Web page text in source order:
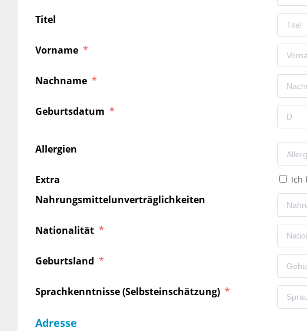
Titel
Vorname
Nachname
Geburtsdatum
Allergien
Extra Ich
Nahrungsmittelunverträglichkeiten
Nationalität
Geburtsland
Sprachkenntnisse (Selbsteinschätzung)
Adresse